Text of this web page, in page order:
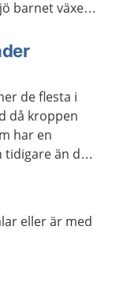
barnet växer
de flesta i
då kroppen
har en
än den
eller är med